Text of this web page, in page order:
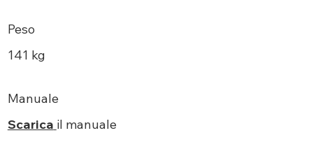
Peso
141 kg
Manuale
Scarica il manuale